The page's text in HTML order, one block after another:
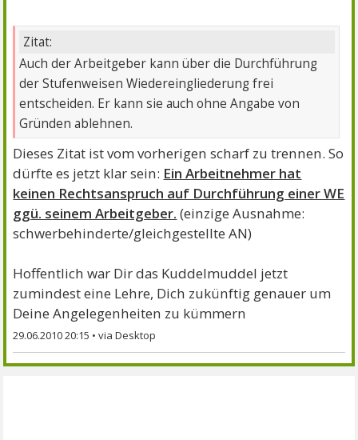
Zitat:
Auch der Arbeitgeber kann über die Durchführung
der Stufenweisen Wiedereingliederung frei
entscheiden. Er kann sie auch ohne Angabe von
Gründen ablehnen.
Dieses Zitat ist vom vorherigen scharf zu trennen. So
dürfte es jetzt klar sein: Ein Arbeitnehmer hat
keinen Rechtsanspruch auf Durchführung einer WE
ggü. seinem Arbeitgeber. (einzige Ausnahme:
schwerbehinderte/gleichgestellte AN)
Hoffentlich war Dir das Kuddelmuddel jetzt
zumindest eine Lehre, Dich zukünftig genauer um
Deine Angelegenheiten zu kümmern
29.06.2010 20:15 •